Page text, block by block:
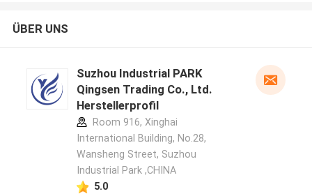
ÜBER UNS
Suzhou Industrial PARK
Qingsen Trading Co., Ltd.
Herstellerprofil
Room 916, Xinghai
International Building, No.28,
Wansheng Street, Suzhou
Industrial Park ,CHINA
5.0